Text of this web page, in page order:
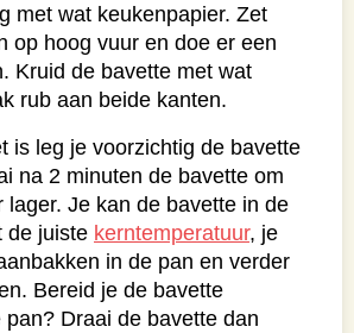
met wat keukenpapier. Zet
op hoog vuur en doe er een
Kruid de bavette met wat
rub aan beide kanten.
is leg je voorzichtig de bavette
na 2 minuten de bavette om
lager. Je kan de bavette in de
de juiste kerntemperatuur, je
in de pan en verder
Bereid je de bavette
pan? Draai de bavette dan